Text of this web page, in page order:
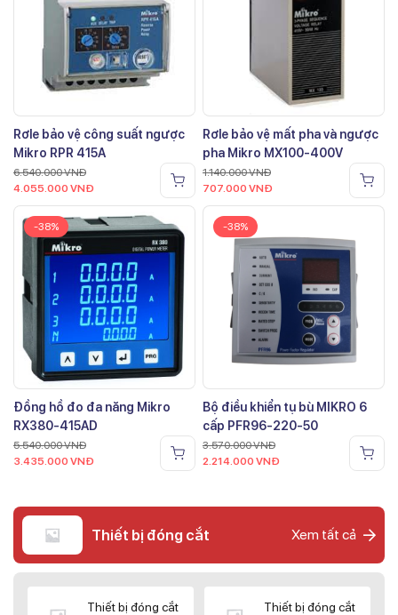
Rơle bảo vệ công suất ngược
Mikro RPR 415A
6.540.000VNĐ
4.055.000 VNĐ
Rơle bảo vệ mất pha và ngược
pha Mikro MX100-400V
1.140.000VNĐ
707.000 VNĐ
-38%
Đồng hồ đo đa năng Mikro
RX380-415AD
5.540.000VNĐ
3.435.000 VNĐ
-38%
Bộ điều khiển tụ bù MIKRO 6
cấp PFR96-220-50
3.570.000VNĐ
2.214.000 VNĐ
Thiết bị đóng cắt Xem tất cả
Thiết bị đóng cắt
Thiết bị đóng cắt